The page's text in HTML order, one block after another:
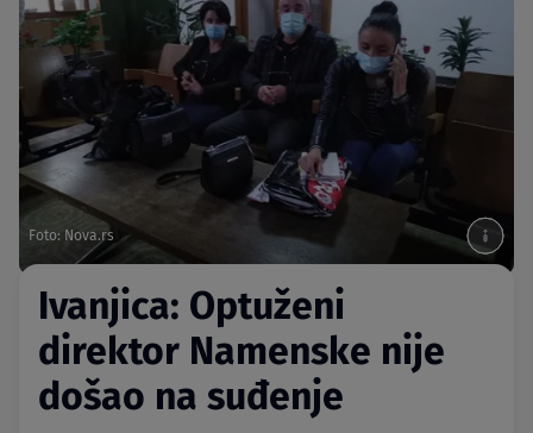
Foto: Nova.rs
Ivanjica: Optuženi
direktor Namenske nije
došao na suđenje